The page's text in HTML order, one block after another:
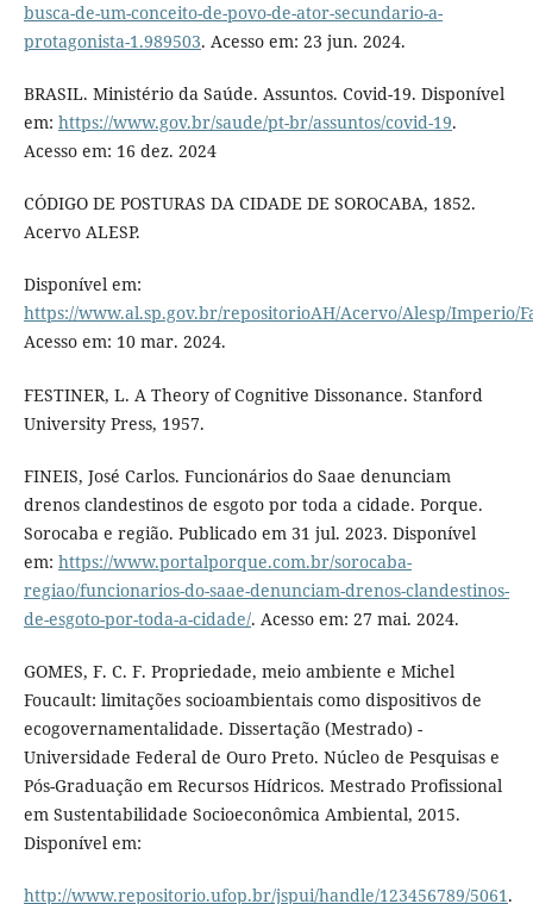
busca-de-um-conceito-de-povo-de-ator-secundario-a-
protagonista-1.989503. Acesso em: 23 jun. 2024.
BRASIL. Ministério da Saúde. Assuntos. Covid-19. Disponível
em: https://www.gov.br/saude/pt-br/assuntos/covid-19.
Acesso em: 16 dez. 2024
CÓDIGO DE POSTURAS DA CIDADE DE SOROCABA, 1852.
Acervo ALESP.
Disponível em:
https://www.al.sp.gov.br/repositorioAH/Acervo/Alesp/Imperio/
Acesso em: 10 mar. 2024.
FESTINER, L. A Theory of Cognitive Dissonance. Stanford
University Press, 1957.
FINEIS, José Carlos. Funcionários do Saae denunciam
drenos clandestinos de esgoto por toda a cidade. Porque.
Sorocaba e região. Publicado em 31 jul. 2023. Disponível
em: https://www.portalporque.com.br/sorocaba-
regiao/funcionarios-do-saae-denunciam-drenos-clandestinos-
de-esgoto-por-toda-a-cidade/. Acesso em: 27 mai. 2024.
GOMES, F. C. F. Propriedade, meio ambiente e Michel
Foucault: limitações socioambientais como dispositivos de
ecogovernamentalidade. Dissertação (Mestrado) -
Universidade Federal de Ouro Preto. Núcleo de Pesquisas e
Pós-Graduação em Recursos Hídricos. Mestrado Profissional
em Sustentabilidade Socioeconômica Ambiental, 2015.
Disponível em:
http://www.repositorio.ufop.br/jspui/handle/123456789/5061 .